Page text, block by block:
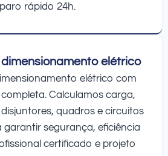
rápido 24h.
elétrico
elétrico com
Calculamos carga,
quadros e circuitos
segurança, eficiência
certificado e projeto